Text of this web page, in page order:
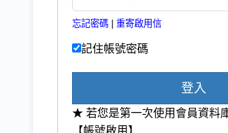
忘記密碼 重寄啟用信
記住帳號密碼
登入
★ 若您是第一次使用會員資料
【帳號啟用】